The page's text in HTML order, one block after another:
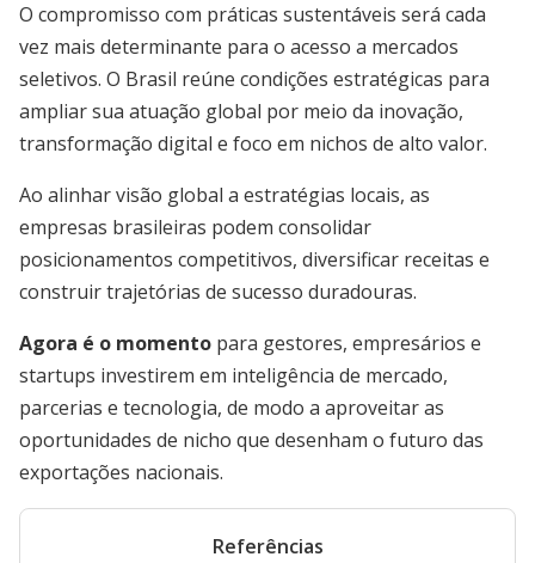
O compromisso com práticas sustentáveis será cada
vez mais determinante para o acesso a mercados
seletivos. O Brasil reúne condições estratégicas para
ampliar sua atuação global por meio da inovação,
transformação digital e foco em nichos de alto valor.
Ao alinhar visão global a estratégias locais, as
empresas brasileiras podem consolidar
posicionamentos competitivos, diversificar receitas e
construir trajetórias de sucesso duradouras.
Agora é o momento para gestores, empresários e
startups investirem em inteligência de mercado,
parcerias e tecnologia, de modo a aproveitar as
oportunidades de nicho que desenham o futuro das
exportações nacionais.
Referências